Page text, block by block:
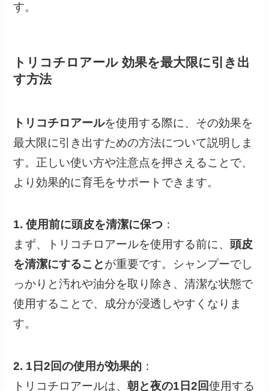
す。
トリコチロアール 効果を最大限に引き出
す方法
トリコチロアールを使用する際に、その効果を
最大限に引き出すための方法について説明しま
す。正しい使い方や注意点を押さえることで、
より効果的に育毛をサポートできます。
1. 使用前に頭皮を清潔に保つ ：
まず、トリコチロアールを使用する前に、頭皮
を清潔にすることが重要です。シャンプーでし
っかりと汚れや油分を取り除き、清潔な状態で
使用することで、成分が浸透しやすくなりま
す。
2. 1日2回の使用が効果的 ：
トリコチロアールは、朝と夜の1日2回使用する